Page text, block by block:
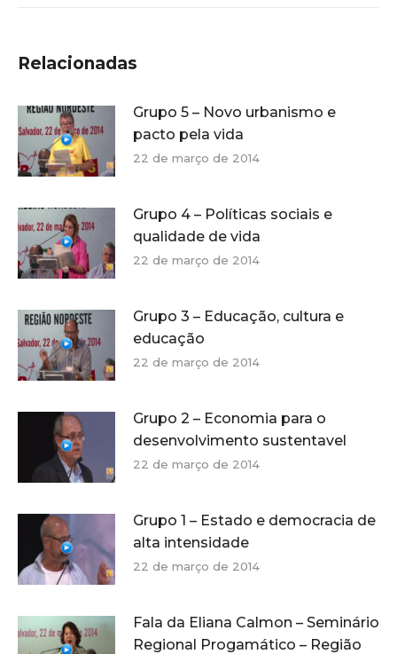
Relacionadas
Grupo 5 – Novo urbanismo e
pacto pela vida
22 de março de 2014
Grupo 4 – Políticas sociais e
qualidade de vida
22 de março de 2014
Grupo 3 – Educação, cultura e
educação
22 de março de 2014
Grupo 2 – Economia para o
desenvolvimento sustentavel
22 de março de 2014
Grupo 1 – Estado e democracia de
alta intensidade
22 de março de 2014
Fala da Eliana Calmon – Seminário
Regional Progamático – Região